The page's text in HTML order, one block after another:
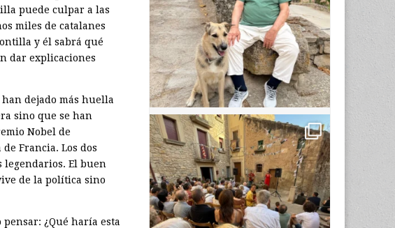
puede culpar a las
miles de catalanes
y él sabrá qué
dar explicaciones
dejado más huella
sino que se han
Nobel de
Francia. Los dos
legendarios. El buen
de la política sino
¿Qué haría esta